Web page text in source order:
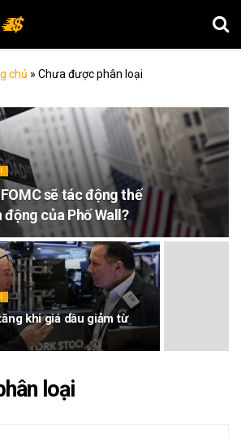
chủ » Chưa được phân loại
sẽ tác động thế
của Phố Wall?
khi giá dầu giảm từ
loại